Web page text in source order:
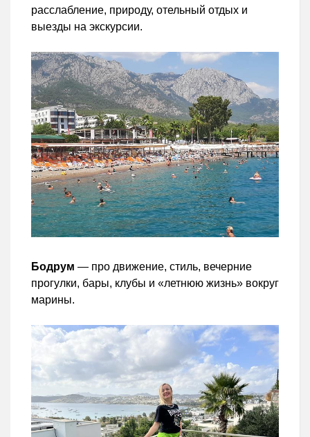
расслабление, природу, отельный отдых и
выезды на экскурсии.
Бодрум — про движение, стиль, вечерние
прогулки, бары, клубы и «летнюю жизнь» вокруг
марины.